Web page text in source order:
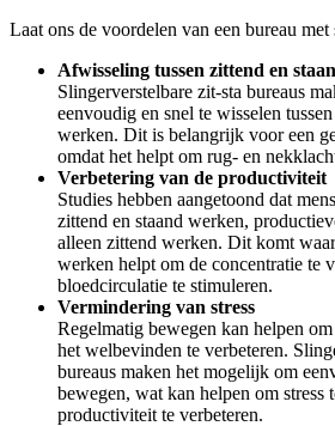
Laat ons de voordelen van een bureau
Afwisseling tussen zittend en
Slingerverstelbare zit-sta bureaus
eenvoudig en snel te wisselen
werken. Dit is belangrijk voor een
omdat het helpt om rug- en
Verbetering van de productiviteit
Studies hebben aangetoond dat
zittend en staand werken,
alleen zittend werken. Dit komt
werken helpt om de concentratie te
bloedcirculatie te stimuleren.
Vermindering van stress
Regelmatig bewegen kan helpen
het welbevinden te verbeteren.
bureaus maken het mogelijk om
bewegen, wat kan helpen om stress
productiviteit te verbeteren.